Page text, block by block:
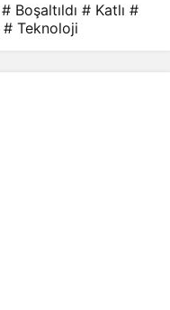
# Boşaltıldı # Katlı #
# Teknoloji